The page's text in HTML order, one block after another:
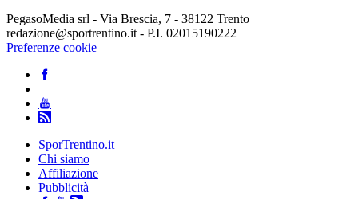
PegasoMedia srl - Via Brescia, 7 - 38122 Trento
redazione@sportrentino.it - P.I. 02015190222
Preferenze cookie
SporTrentino.it
Chi siamo
Affiliazione
Pubblicità